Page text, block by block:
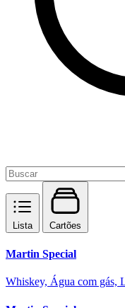
Lista Cartões
Martin Special
Whiskey, Água com gás,